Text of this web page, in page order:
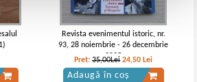
Revista evenimentul istoric, nr.
93, 28 noiembrie - 26 decembrie
2025
Pret:35,00Lei 24,50 Lei
Adaugă în coș